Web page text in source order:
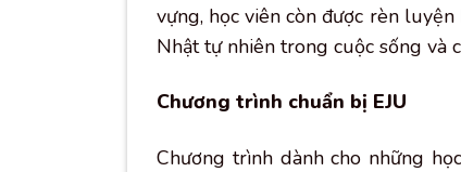
vựng, học viên còn được rèn
Nhật tự nhiên trong cuộc sống và
Chương trình chuẩn bị EJU
Chương trình dành cho những